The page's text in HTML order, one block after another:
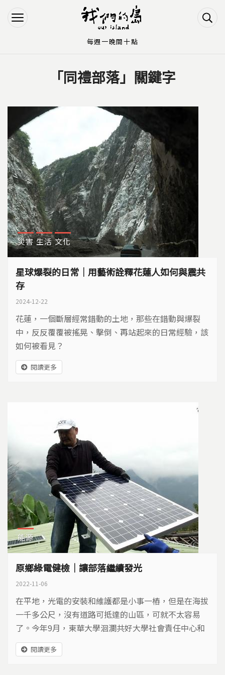
Jump to Navigation
Jump to Main content
「同禮部落」關鍵字
災害 生活 文化
星球爆裂的日常｜用藝術詮釋花蓮人如何與震共
存
2024-12-22
花蓮，一個斷層經常錯動的土地，那些在錯動與爆裂
中，反反覆覆被搖晃、擊倒、再站起來的日常經驗，該
如何被看見？
閱讀更多
能源
原鄉綠電健檢｜讓部落繼續發光
2022-11-06
在平地，光電的安裝和維護都是小事一樁，但是在海拔
一千多公尺，沒有道路可抵達的山區，可就不太容易
了。今年9月，東華大學洄瀾共好大學社會責任中心和
工研院、光電業者組成團隊，不但替花蓮縣秀林鄉同禮
部落的光電健檢，也讓居民學會維護管理的基本技術。
閱讀更多
每週一晚間十點